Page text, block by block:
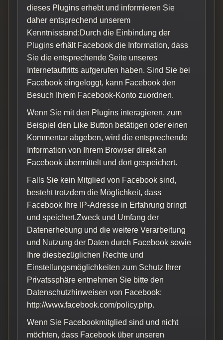
dieses Plugins erhebt und informieren Sie
daher entsprechend unserem
Kenntnisstand:Durch die Einbindung der
Plugins erhält Facebook die Information, dass
Sie die entsprechende Seite unseres
Internetauftritts aufgerufen haben. Sind Sie bei
Facebook eingeloggt, kann Facebook den
Besuch Ihrem Facebook-Konto zuordnen.
Wenn Sie mit den Plugins interagieren, zum
Beispiel den Like Button betätigen oder einen
Kommentar abgeben, wird die entsprechende
Information von Ihrem Browser direkt an
Facebook übermittelt und dort gespeichert.
Falls Sie kein Mitglied von Facebook sind,
besteht trotzdem die Möglichkeit, dass
Facebook Ihre IP-Adresse in Erfahrung bringt
und speichert.Zweck und Umfang der
Datenerhebung und die weitere Verarbeitung
und Nutzung der Daten durch Facebook sowie
Ihre diesbezüglichen Rechte und
Einstellungsmöglichkeiten zum Schutz Ihrer
Privatssphäre entnehmen Sie bitte den
Datenschutzhinweisen von Facebook:
http://www.facebook.com/policy.php.
Wenn Sie Facebookmitglied sind und nicht
möchten, dass Facebook über unseren